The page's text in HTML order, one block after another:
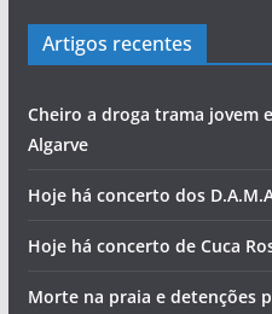
Artigos recentes
Cheiro a droga trama jovem
Algarve
Hoje há concerto dos
Hoje há concerto de Cuca
Morte na praia e detenções